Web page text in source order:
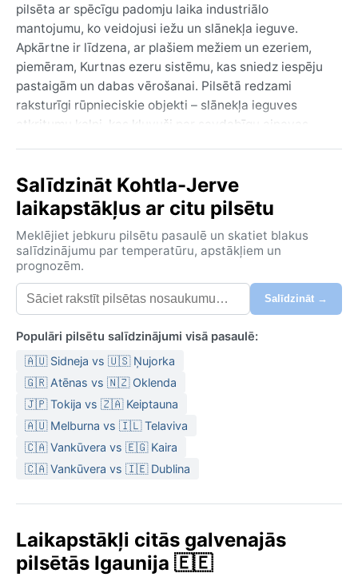
pilsēta ar spēcīgu padomju laika industriālo
mantojumu, ko veidojusi iežu un slānekļa ieguve.
Apkārtne ir līdzena, ar plašiem mežiem un ezeriem,
piemēram, Kurtnas ezeru sistēmu, kas sniedz iespēju
pastaigām un dabas vērošanai. Pilsētā redzami
raksturīgi rūpnieciskie objekti – slānekļa ieguves
atkritumu kalni, kas kļuvuši par savdabīgu ainavas
Daudzi ceļotāji šeit apstājas, lai izpētītu unikālo
rūpniecības vēsturi un sajustu Igaunijas lauku
melodiju.
Pilsēta atrodas Dfb klimata zonā – mitrā kontinentālā
klimatā ar siltām vasarām. Vasara parasti ir maiga, no
jūnija līdz augustam temperatūra svārstās ap 15–20
°C, ar biežām lietusgāzēm un augstu mitrumu. Ziema
bieži noslīd zem –10 °C. Pavasaris un rudens ir
pārejas periodi ar mainīgiem laikapstākļiem –
saulainas dienas mijas ar aukstiem vējiem un lietu.
Ceļojot uz Kohtla-Jērvi, noderēs slāņveida apģērbs,
ūdensnecaurlaidīga jaka un silti zābaki ziemas
mēnešos. Sniega sega parasti saglabājas no
decembra līdz martam.
maija beigām līdz septembra sākumam, kad dienas ir
pilsētā bieži sastopama migla no tuvējiem ezeriem,
kas rada pasakainu atmosfēru. Brīžiem pūš auksti
Salīdzināt Kohtla-Jerve
laikapstākļus ar citu pilsētu
Meklējiet jebkuru pilsētu pasaulē un skatiet blakus
salīdzinājumu par temperatūru, apstākļiem un
prognozēm.
Salīdzināt →
Populāri pilsētu salīdzinājumi visā pasaulē:
🇦🇺 Sidneja vs 🇺🇸 Ņujorka
🇬🇷 Atēnas vs 🇳🇿 Oklenda
🇯🇵 Tokija vs 🇿🇦 Keiptauna
🇦🇺 Melburna vs 🇮🇱 Telaviva
🇨🇦 Vankūvera vs 🇪🇬 Kaira
🇨🇦 Vankūvera vs 🇮🇪 Dublina
Laikapstākļi citās galvenajās
pilsētās Igaunija 🇪🇪